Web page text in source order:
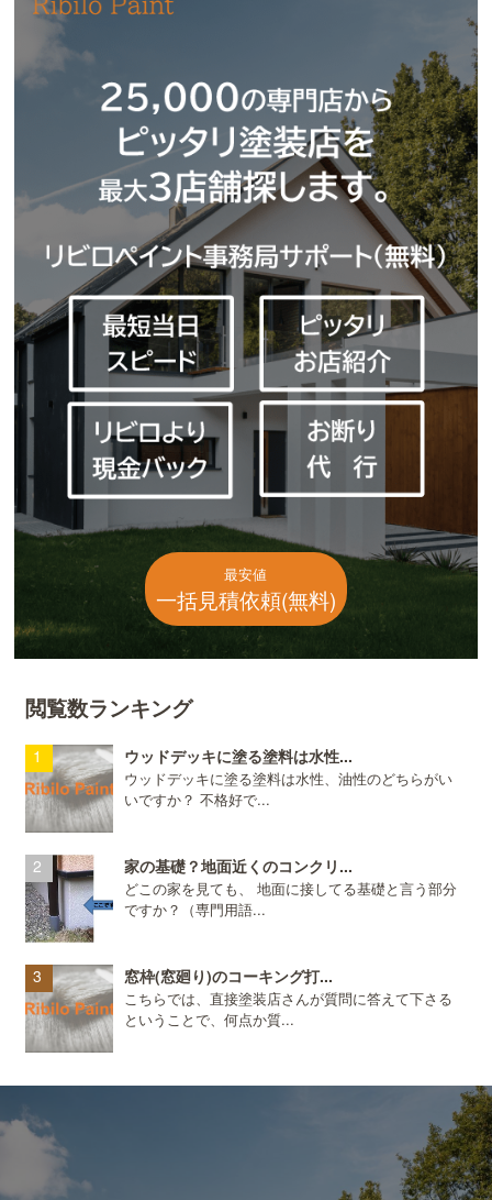
最安値
一括見積依頼(無料)
閲覧数ランキング
ウッドデッキに塗る塗料は水性...
ウッドデッキに塗る塗料は水性、油性のどちらがい
いですか？ 不格好で...
家の基礎？地面近くのコンクリ...
どこの家を見ても、 地面に接してる基礎と言う部分
ですか？（専門用語...
窓枠(窓廻り)のコーキング打...
こちらでは、直接塗装店さんが質問に答えて下さる
ということで、何点か質...